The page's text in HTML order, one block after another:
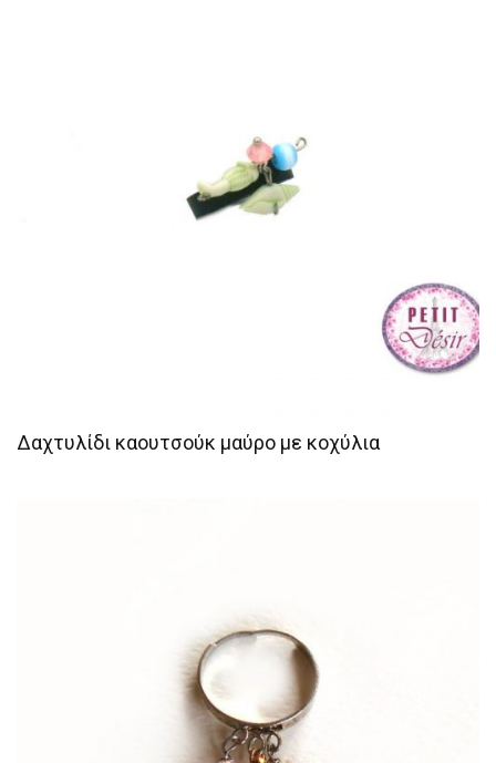
Δαχτυλίδι καουτσούκ μαύρο με κοχύλια